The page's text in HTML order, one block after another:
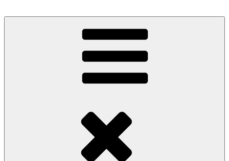
COUNTRYHOME
Wo die (Country-) Musik Zuhause ist